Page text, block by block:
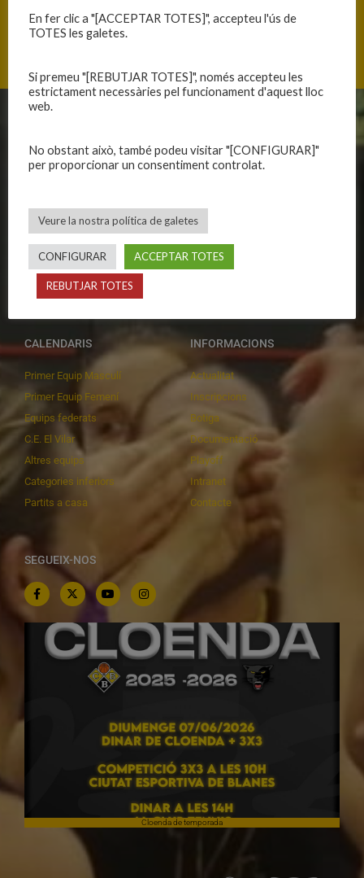
Història
Avís legal
Política de privadesa
Política de galetes
Privadesa a les xarxes
Primer equip masculí
Equips femenins
C.E. El Vilar
Escola
CALENDARIS
Primer Equip Masculí
Primer Equip Femení
Equips federats
C.E. El Vilar
Altres equips
Categories inferiors
Partits a casa
INFORMACIONS
Actualitat
Inscripcions
Botiga
Documentació
Playoff
Intranet
Contacte
SEGUEIX-NOS
Cloenda de temporada
En fer clic a "[ACCEPTAR TOTES]", accepteu l'ús de
TOTES les galetes.
Si premeu "[REBUTJAR TOTES]", només accepteu les
estrictament necessàries pel funcionament d'aquest lloc
web.
No obstant això, també podeu visitar "[CONFIGURAR]"
per proporcionar un consentiment controlat.
Veure la nostra política de galetes
CONFIGURAR ACCEPTAR TOTES
REBUTJAR TOTES